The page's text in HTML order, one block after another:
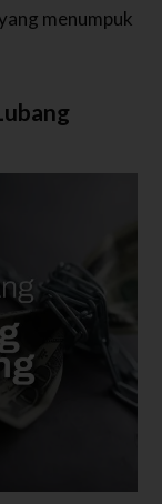
menumpuk